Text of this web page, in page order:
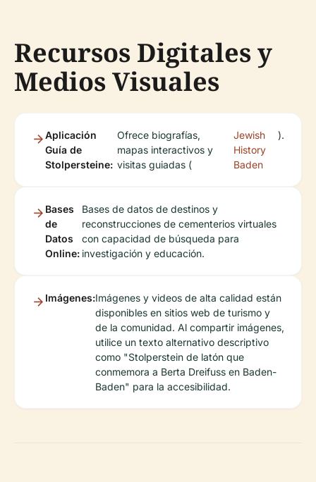
Recursos Digitales y
Medios Visuales
Aplicación
Guía de
Stolpersteine:
Ofrece biografías,
mapas interactivos y
visitas guiadas (
Jewish
History
Baden
).
Bases
de
Datos
Online:
Bases de datos de destinos y
reconstrucciones de cementerios virtuales
con capacidad de búsqueda para
investigación y educación.
Imágenes:Imágenes y videos de alta calidad están
disponibles en sitios web de turismo y
de la comunidad. Al compartir imágenes,
utilice un texto alternativo descriptivo
como "Stolperstein de latón que
conmemora a Berta Dreifuss en Baden-
Baden" para la accesibilidad.